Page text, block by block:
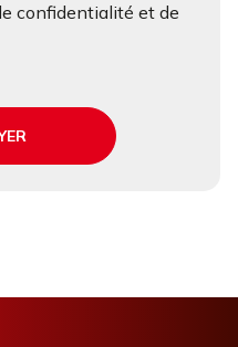
confidentialité et de